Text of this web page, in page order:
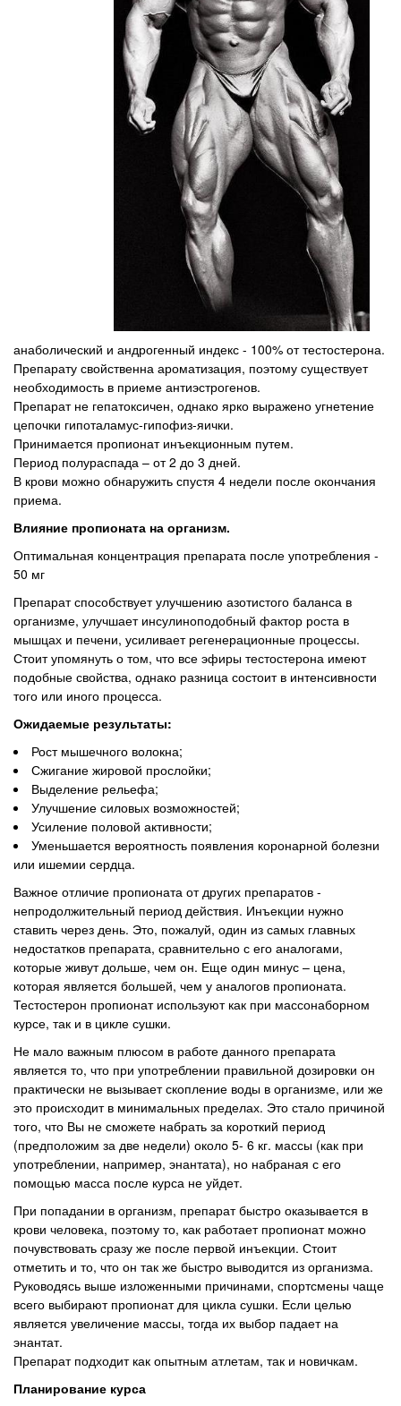
анаболический и андрогенный индекс - 100% от тестостерона.
Препарату свойственна ароматизация, поэтому существует
необходимость в приеме антиэстрогенов.
Препарат не гепатоксичен, однако ярко выражено угнетение
цепочки гипоталамус-гипофиз-яички.
Принимается пропионат инъекционным путем.
Период полураспада – от 2 до 3 дней.
В крови можно обнаружить спустя 4 недели после окончания
приема.
Влияние пропионата на организм.
Оптимальная концентрация препарата после употребления -
50 мг
Препарат способствует улучшению азотистого баланса в
организме, улучшает инсулиноподобный фактор роста в
мышцах и печени, усиливает регенерационные процессы.
Стоит упомянуть о том, что все эфиры тестостерона имеют
подобные свойства, однако разница состоит в интенсивности
того или иного процесса.
Ожидаемые результаты:
Рост мышечного волокна;
Сжигание жировой прослойки;
Выделение рельефа;
Улучшение силовых возможностей;
Усиление половой активности;
Уменьшается вероятность появления коронарной болезни
или ишемии сердца.
Важное отличие пропионата от других препаратов -
непродолжительный период действия. Инъекции нужно
ставить через день. Это, пожалуй, один из самых главных
недостатков препарата, сравнительно с его аналогами,
которые живут дольше, чем он. Еще один минус – цена,
которая является большей, чем у аналогов пропионата.
Тестостерон пропионат используют как при массонаборном
курсе, так и в цикле сушки.
Не мало важным плюсом в работе данного препарата
является то, что при употреблении правильной дозировки он
практически не вызывает скопление воды в организме, или же
это происходит в минимальных пределах. Это стало причиной
того, что Вы не сможете набрать за короткий период
(предположим за две недели) около 5- 6 кг. массы (как при
употреблении, например, энантата), но набраная с его
помощью масса после курса не уйдет.
При попадании в организм, препарат быстро оказывается в
крови человека, поэтому то, как работает пропионат можно
почувствовать сразу же после первой инъекции. Стоит
отметить и то, что он так же быстро выводится из организма.
Руководясь выше изложенными причинами, спортсмены чаще
всего выбирают пропионат для цикла сушки. Если целью
является увеличение массы, тогда их выбор падает на
энантат.
Препарат подходит как опытным атлетам, так и новичкам.
Планирование курса